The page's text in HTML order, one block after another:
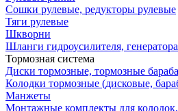
Сошки рулевые, редукторы рулевые
Тяги рулевые
Шкворни
Шланги гидроусилителя,
Тормозная система
Диски тормозные, тормозные
Колодки тормозные (дисковые,
Манжеты
Монтажные комплекты для